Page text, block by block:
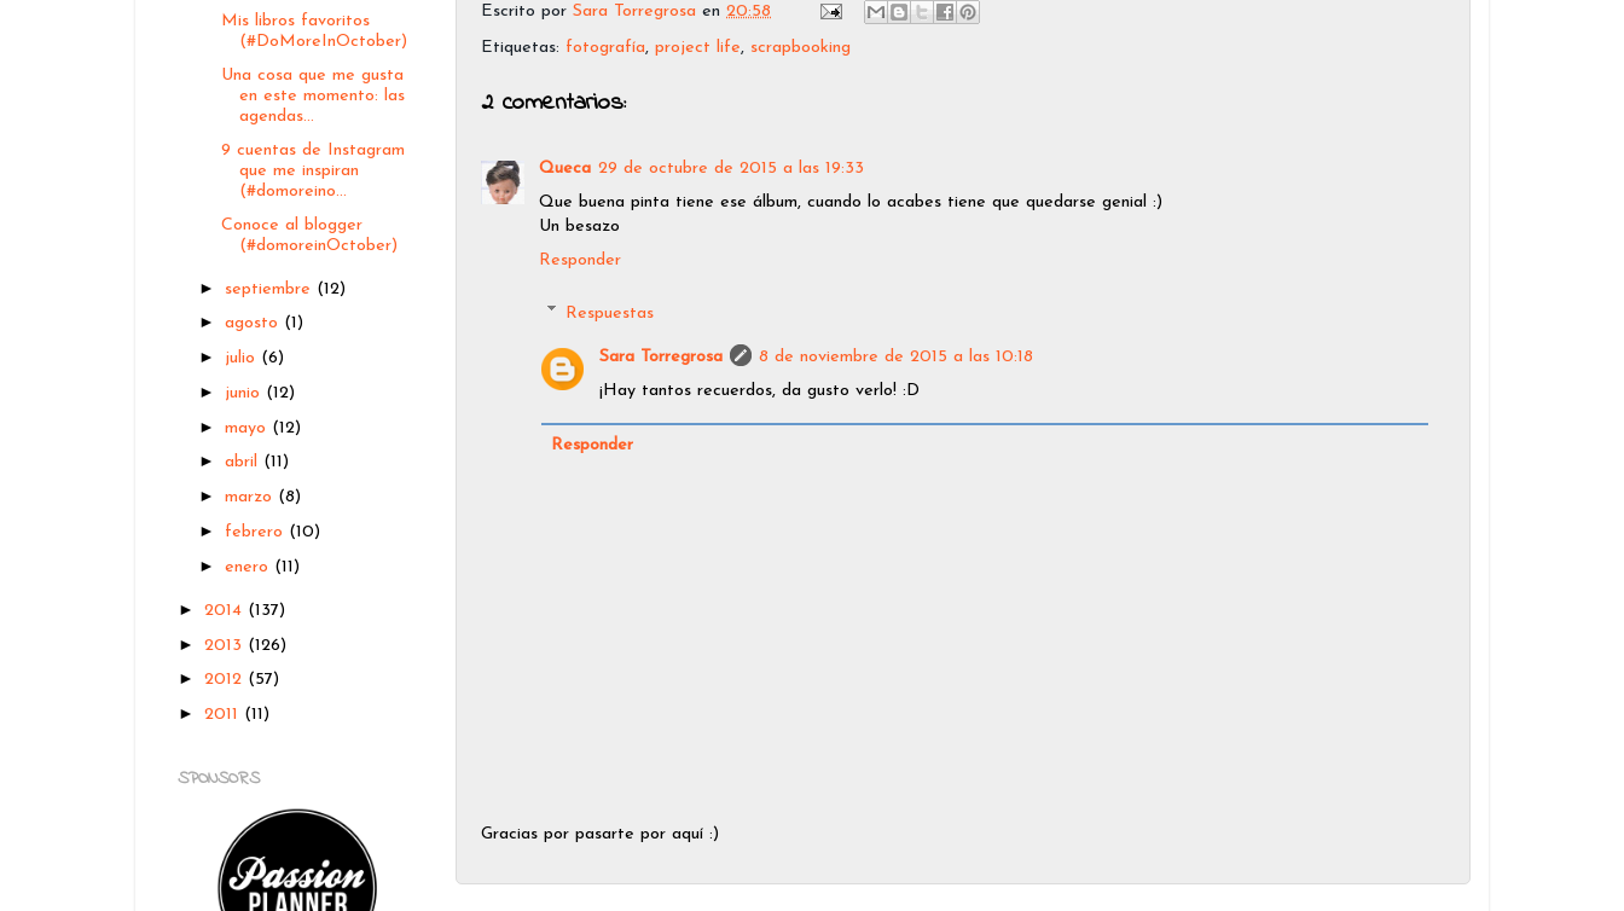
Escrito por Sara Torregrosa en 20:58
Etiquetas: fotografía, project life, scrapbooking
2 comentarios:
Queca 29 de octubre de 2015 a las 19:33
Que buena pinta tiene ese álbum, cuando lo acabes tiene que quedarse genial :)
Un besazo
Responder
Respuestas
Sara Torregrosa
8 de noviembre de 2015 a las 10:18
¡Hay tantos recuerdos, da gusto verlo! :D
Responder
Gracias por pasarte por aquí :)
Mis libros favoritos
(#DoMoreInOctober)
Una cosa que me gusta
en este momento: las
agendas...
9 cuentas de Instagram
que me inspiran
(#domoreino...
Conoce al blogger
(#domoreinOctober)
► septiembre (12)
►agosto (1)
► julio (6)
► junio (12)
►mayo (12)
►abril (11)
►marzo (8)
► febrero (10)
►enero (11)
► 2014 (137)
► 2013 (126)
► 2012 (57)
► 2011 (11)
SPONSORS